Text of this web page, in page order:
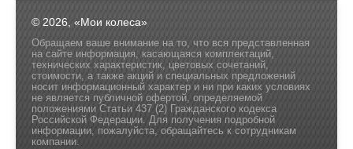
© 2026, «Мои колеса»
Обращаем ваше внимание на то, что вся представленная
на сайте информация, касающаяся комплектаций,
технических характеристик, цветовых сочетаний,
стоимости, а также акций и специальных предложений
носит информационный характер и ни при каких условиях
не является публичной офертой, определяемой
положениями Статьи 437 (2) Гражданского кодекса
Российской Федерации. Для получения подробной
информации, пожалуйста, обращайтесь к сотрудникам
компании.